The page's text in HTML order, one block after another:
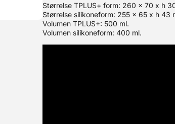
Størrelse TPLUS+ form: 260 x 70 x h
Størrelse silikoneform: 255 x 65 x h 43
Volumen TPLUS+: 500 ml.
Volumen silikoneform: 400 ml.